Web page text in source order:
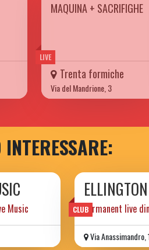
LIVE
MAQUINA + SACRIFIGHE
Trenta formiche
Via del Mandrione, 3
Music CLUBpermanent live
Via Anassimandro,